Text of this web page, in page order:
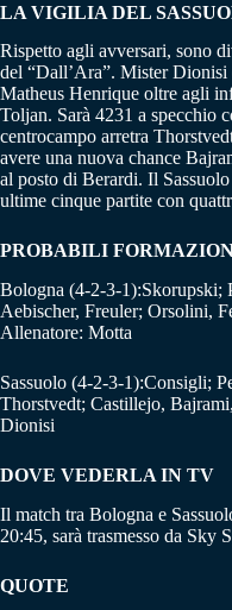
LA VIGILIA DEL
Rispetto agli avversari, sono
del “Dall’Ara”. Mister
Matheus Henrique oltre agli
Toljan. Sarà 4231 a specchio
centrocampo arretra
avere una nuova chance
al posto di Berardi. Il
ultime cinque partite con
PROBABILI
Bologna (4-2-3-1):Skorupski;
Aebischer, Freuler; Orsolini,
Allenatore: Motta
Sassuolo (4-2-3-1):Consigli;
Thorstvedt; Castillejo,
Dionisi
DOVE VEDERLA IN TV
Il match tra Bologna e
20:45, sarà trasmesso da Sky
QUOTE